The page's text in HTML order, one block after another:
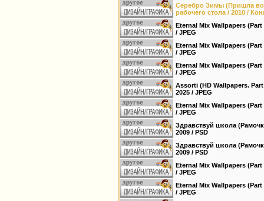
Серебро Зимы (Пришла
рабочего стола / 2010 /
Eternal Mix Wallpapers
/ JPEG
Eternal Mix Wallpapers
/ JPEG
Eternal Mix Wallpapers
/ JPEG
Assorti (HD Wallpapers.
2025 / JPEG
Eternal Mix Wallpapers
/ JPEG
Здравствуй школа
2009 / PSD
Здравствуй школа
2009 / PSD
Eternal Mix Wallpapers
/ JPEG
Eternal Mix Wallpapers
/ JPEG